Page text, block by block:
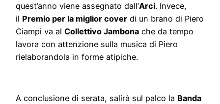
quest’anno viene assegnato dall’Arci. Invece,
il Premio per la miglior cover di un brano di Piero
Ciampi va al Collettivo Jambona che da tempo
lavora con attenzione sulla musica di Piero
rielaborandola in forme atipiche.
A conclusione di serata, salirà sul palco la Banda